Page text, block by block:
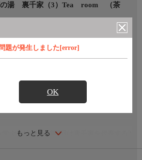
題が発生しました[error]
OK
の湯 裏千家（3）Tea room （茶
教育
もっと見る
登録 アプリ視聴
学ぶシリーズ。第3回は裏千家を代表する2